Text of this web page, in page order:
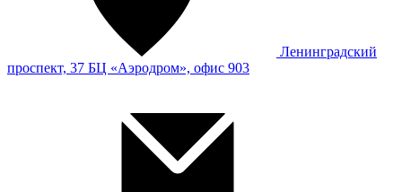
Ленинградский
проспект, 37 БЦ «Аэродром», офис 903